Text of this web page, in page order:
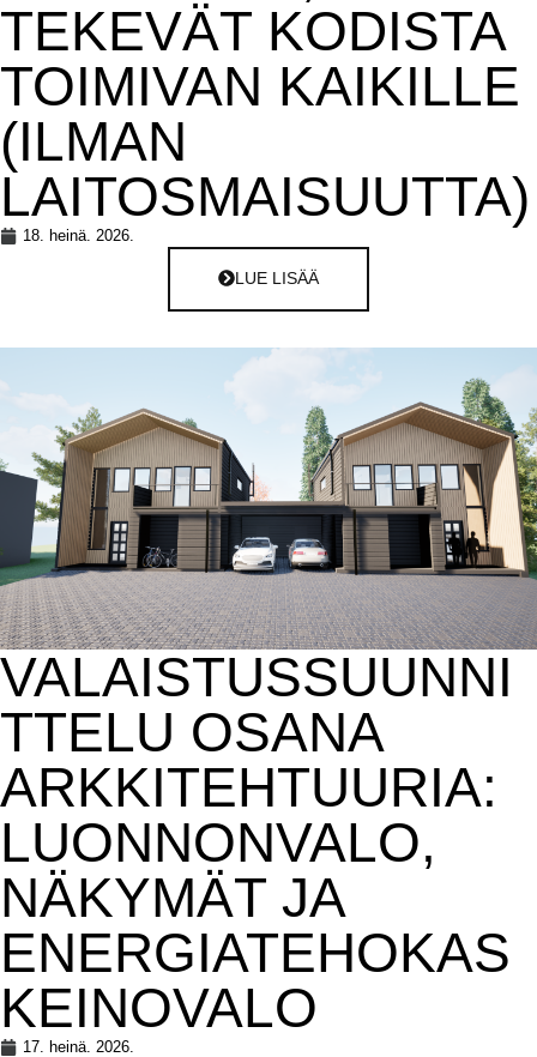
TEKEVÄT KODISTA
TOIMIVAN KAIKILLE
(ILMAN
LAITOSMAISUUTTA)
18. heinä. 2026.
LUE LISÄÄ
VALAISTUSSUUNNI
TTELU OSANA
ARKKITEHTUURIA:
LUONNONVALO,
NÄKYMÄT JA
ENERGIATEHOKAS
KEINOVALO
17. heinä. 2026.